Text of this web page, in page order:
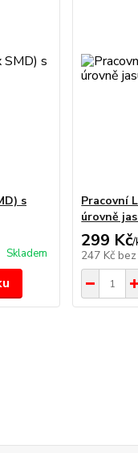
s
Skladem
Pracovní
úrovně
299 Kč/
247 Kč